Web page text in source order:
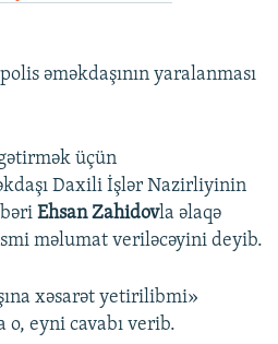
əməkdaşının yaralanması
üçün
Daxili İşlər Nazirliyinin
Ehsan Zahidovla əlaqə
məlumat veriləcəyini deyib.
xəsarət yetirilibmi»
o, eyni cavabı verib.